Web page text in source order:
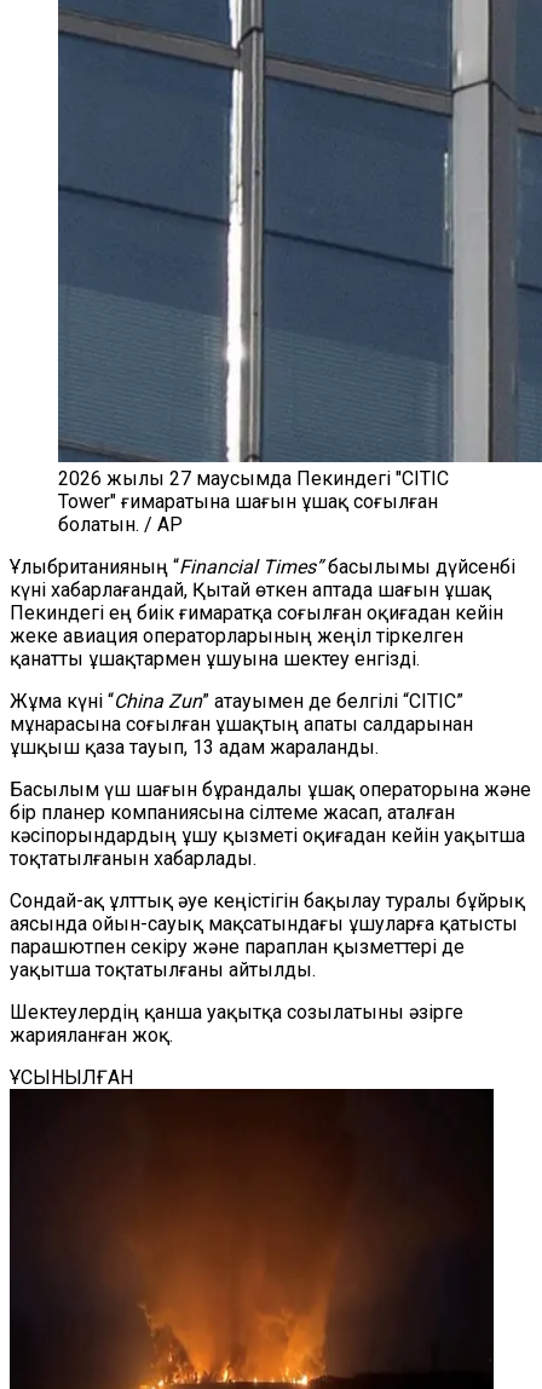
2026 жылы 27 маусымда Пекиндегі "CITIC
Tower" ғимаратына шағын ұшақ соғылған
болатын. / AP
Ұлыбританияның “Financial Times”басылымы дүйсенбі
күні хабарлағандай, Қытай өткен аптада шағын ұшақ
Пекиндегі ең биік ғимаратқа соғылған оқиғадан кейін
жеке авиация операторларының жеңіл тіркелген
қанатты ұшақтармен ұшуына шектеу енгізді.
Жұма күні “China Zun” атауымен де белгілі “CITIC”
мұнарасына соғылған ұшақтың апаты салдарынан
ұшқыш қаза тауып, 13 адам жараланды.
Басылым үш шағын бұрандалы ұшақ операторына және
бір планер компаниясына сілтеме жасап, аталған
кәсіпорындардың ұшу қызметі оқиғадан кейін уақытша
тоқтатылғанын хабарлады.
Сондай-ақ ұлттық әуе кеңістігін бақылау туралы бұйрық
аясында ойын-сауық мақсатындағы ұшуларға қатысты
парашютпен секіру және параплан қызметтері де
уақытша тоқтатылғаны айтылды.
Шектеулердің қанша уақытқа созылатыны әзірге
жарияланған жоқ.
ҰСЫНЫЛҒАН